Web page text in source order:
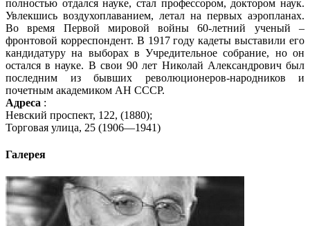
полностью отдался науке, стал профессором, доктором наук.
Увлекшись воздухоплаванием, летал на первых аэропланах.
Во время Первой мировой войны 60-летний ученый –
фронтовой корреспондент. В 1917 году кадеты выставили его
кандидатуру на выборах в Учредительное собрание, но он
остался в науке. В свои 90 лет Николай Александрович был
последним из бывших революционеров-народников и
почетным академиком АН СССР.
Адреса :
Невский проспект, 122, (1880);
Торговая улица, 25 (1906—1941)
Галерея